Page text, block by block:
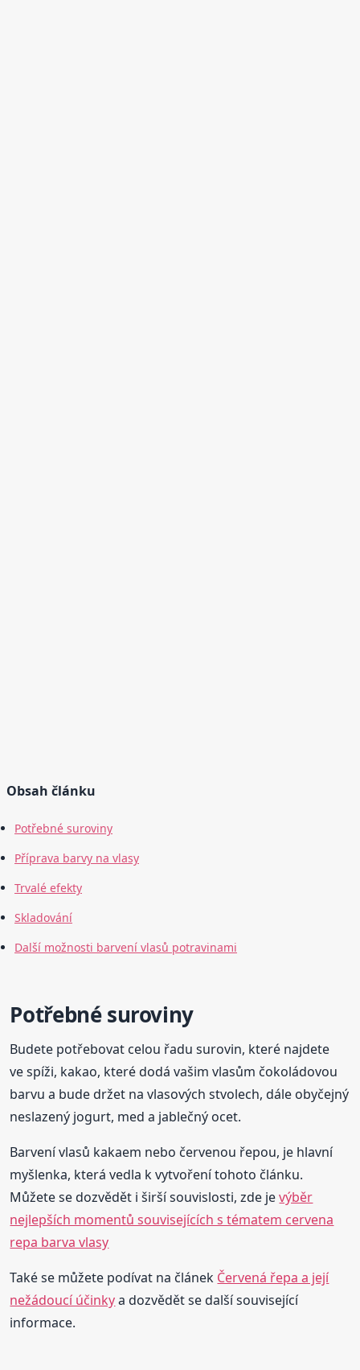
Obsah článku
Potřebné suroviny
Příprava barvy na vlasy
Trvalé efekty
Skladování
Další možnosti barvení vlasů potravinami
Potřebné suroviny
Budete potřebovat celou řadu surovin, které najdete
ve spíži, kakao, které dodá vašim vlasům čokoládovou
barvu a bude držet na vlasových stvolech, dále obyčejný
neslazený jogurt, med a jablečný ocet.
Barvení vlasů kakaem nebo červenou řepou, je hlavní
myšlenka, která vedla k vytvoření tohoto článku.
Můžete se dozvědět i širší souvislosti, zde jevýběr
nejlepších momentů souvisejících s tématem cervena
repa barva vlasy
Také se můžete podívat na článek Červená řepa a její
nežádoucí účinkya dozvědět se další související
informace.